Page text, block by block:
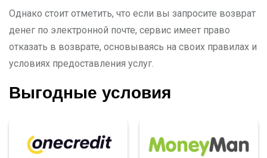
Однако стоит отметить, что если вы запросите возврат
денег по электронной почте, сервис имеет право
отказать в возврате, основываясь на своих правилах и
условиях предоставления услуг.
Выгодные условия